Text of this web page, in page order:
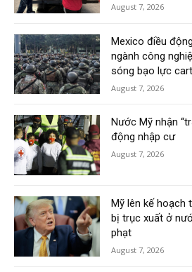
August 7, 2026
Mexico điều
ngành công
sóng bạo lực
August 7, 2026
Nước Mỹ nhận
động nhập cư
August 7, 2026
Mỹ lên kế hoạch
bị trục xuất ở
phạt
August 7, 2026